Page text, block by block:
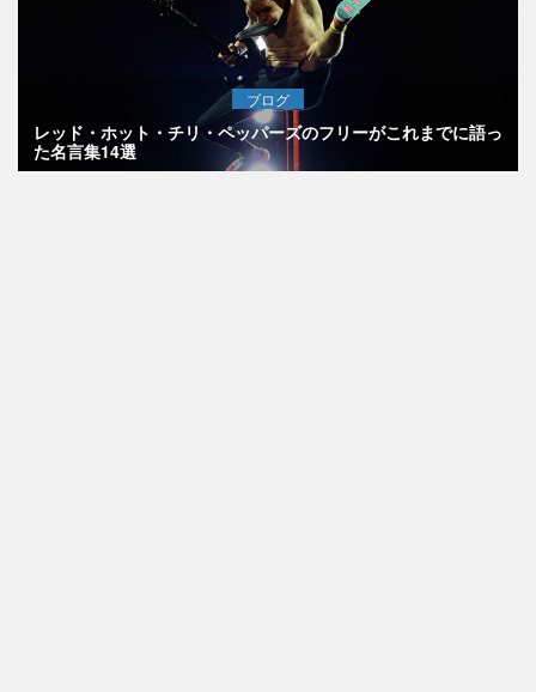
ブログ
レッド・ホット・チリ・ペッパーズのフリーがこれまでに語っ
た名言集14選